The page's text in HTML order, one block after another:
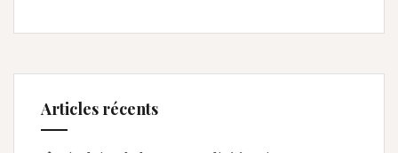
Articles récents